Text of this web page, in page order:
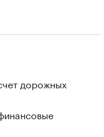
дорожных